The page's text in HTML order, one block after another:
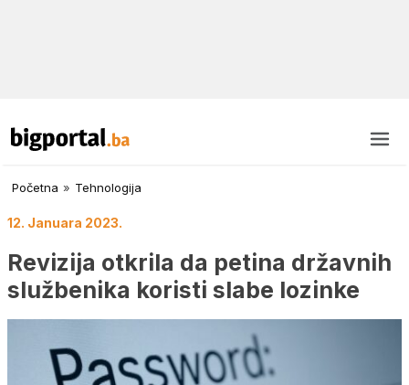
Početna » Tehnologija
12. Januara 2023.
Revizija otkrila da petina državnih
službenika koristi slabe lozinke